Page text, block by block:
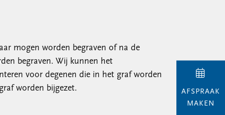
mogen worden begraven of na de
begraven. Wij kunnen het
voor degenen die in het graf worden
worden bijgezet.
AFSPRAAK
MAKEN